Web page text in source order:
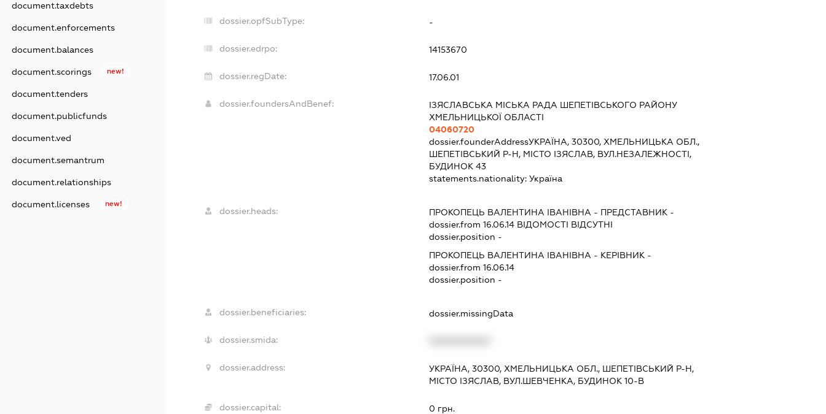
document.taxdebts
document.enforcements
document.balances
document.scorings new!
document.tenders
document.publicfunds
document.ved
document.semantrum
document.relationships
document.licenses new!
dossier.opfSubType: -
dossier.edrpo: 14153670
dossier.regDate: 17.06.01
dossier.foundersAndBenef:
ІЗЯСЛАВСЬКА МІСЬКА РАДА ШЕПЕТІВСЬКОГО РАЙОНУ
ХМЕЛЬНИЦЬКОЇ ОБЛАСТІ
04060720
dossier.founderAddressУКРАЇНА, 30300, ХМЕЛЬНИЦЬКА ОБЛ.,
ШЕПЕТІВСЬКИЙ Р-Н, МІСТО ІЗЯСЛАВ, ВУЛ.НЕЗАЛЕЖНОСТІ,
БУДИНОК 43
statements.nationality:Україна
dossier.heads: ПРОКОПЕЦЬ ВАЛЕНТИНА ІВАНІВНА - ПРЕДСТАВНИК -
dossier.from 16.06.14 ВІДОМОСТІ ВІДСУТНІ
dossier.position -
ПРОКОПЕЦЬ ВАЛЕНТИНА ІВАНІВНА - КЕРІВНИК -
dossier.from 16.06.14
dossier.position -
dossier.beneficiaries: dossier.missingData
dossier.smida:
dossier.address:
УКРАЇНА, 30300, ХМЕЛЬНИЦЬКА ОБЛ., ШЕПЕТІВСЬКИЙ Р-Н,
МІСТО ІЗЯСЛАВ, ВУЛ.ШЕВЧЕНКА, БУДИНОК 10-В
dossier.capital: 0 грн.